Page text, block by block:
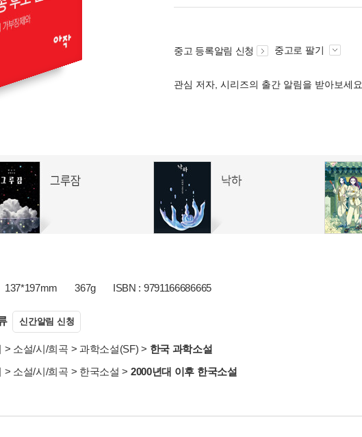
중고 등록알림 신청 중고로 팔기
관심 저자, 시리즈의 출간 알림을 받아보세요
137*197mm 367g ISBN : 9791166686665
신간알림 신청
> 소설/시/희곡 > 과학소설(SF) > 한국 과학소설
> 소설/시/희곡 > 한국소설 > 2000년대 이후 한국소설